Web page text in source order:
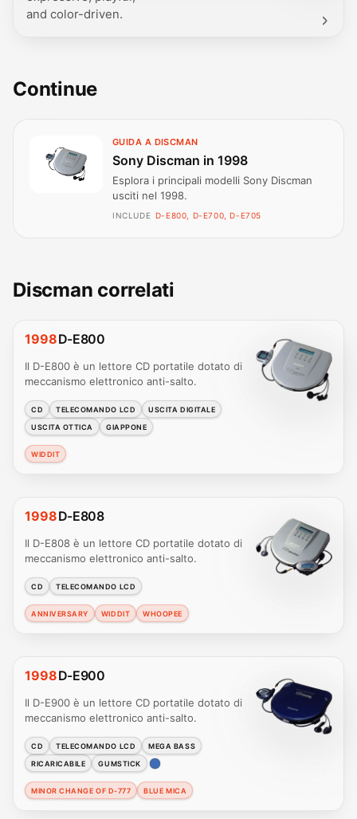
and color-driven.
Continue
GUIDA A DISCMAN
Sony Discman in 1998
Esplora i principali modelli Sony Discman
usciti nel 1998.
INCLUDE D-E800, D-E700, D-E705
Discman correlati
1998D-E800
Il D-E800 è un lettore CD portatile dotato di
meccanismo elettronico anti-salto.
CD TELECOMANDO LCD
USCITA DIGITALE
USCITA OTTICA
GIAPPONE
WIDDIT
1998D-E808
Il D-E808 è un lettore CD portatile dotato di
meccanismo elettronico anti-salto.
CD TELECOMANDO LCD
ANNIVERSARY WIDDIT WHOOPEE
1998D-E900
Il D-E900 è un lettore CD portatile dotato di
meccanismo elettronico anti-salto.
CD TELECOMANDO LCD
MEGA BASS
RICARICABILE
GUMSTICK
MINOR CHANGE OF D-777 BLUE MICA